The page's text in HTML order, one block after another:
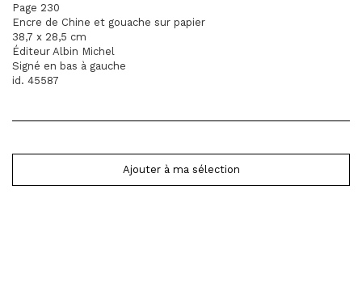
Page 230
Encre de Chine et gouache sur papier
38,7 x 28,5 cm
Éditeur Albin Michel
Signé en bas à gauche
id. 45587
Ajouter à ma sélection